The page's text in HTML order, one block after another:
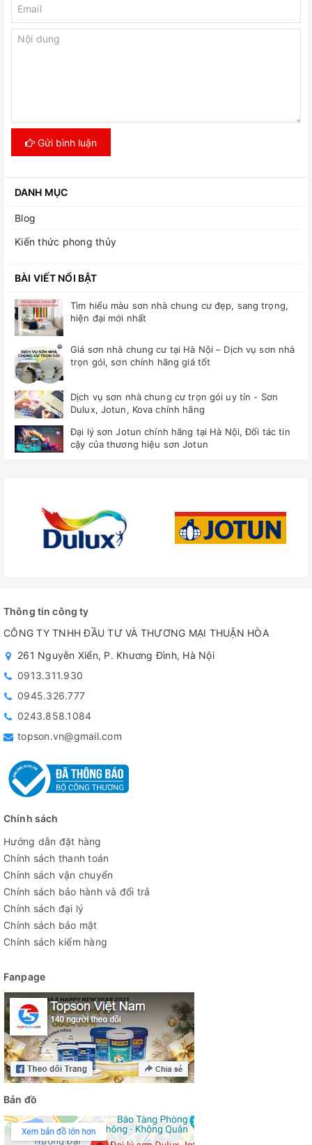
Gửi bình luận
DANH MỤC
Blog
Kiến thức phong thủy
BÀI VIẾT NỔI BẬT
Tìm hiểu màu sơn nhà chung cư đẹp, sang trọng,
hiện đại mới nhất
Giá sơn nhà chung cư tại Hà Nội – Dịch vụ sơn nhà
trọn gói, sơn chính hãng giá tốt
Dịch vụ sơn nhà chung cư trọn gói uy tín - Sơn
Dulux, Jotun, Kova chính hãng
Đại lý sơn Jotun chính hãng tại Hà Nội, Đối tác tin
cậy của thương hiệu sơn Jotun
Thông tin công ty
CÔNG TY TNHH ĐẦU TƯ VÀ THƯƠNG MẠI THUẬN HÒA
261 Nguyễn Xiển, P. Khương Đình, Hà Nội
0913.311.930
0945.326.777
0243.858.1084
topson.vn@gmail.com
Chính sách
Hướng dẫn đặt hàng
Chính sách thanh toán
Chính sách vận chuyển
Chính sách bảo hành và đổi trả
Chính sách đại lý
Chính sách bảo mật
Chính sách kiểm hàng
Fanpage
Bản đồ